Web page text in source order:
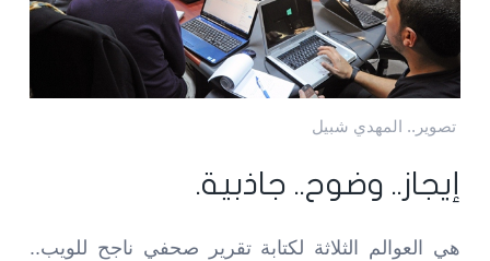
تصوير.. المهدي شبيل
إيجاز.. وضوح.. جاذبية.
هي العوالم الثلاثة لكتابة تقرير صحفي ناجح للويب..